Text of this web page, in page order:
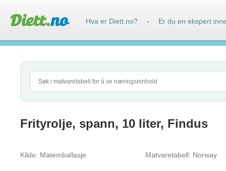
Frityrolje, spann, 10 liter, Findus
Kilde: Matemballasje Matvaretabell: Norway
Hva er Diett.no? · Er du en ekspert